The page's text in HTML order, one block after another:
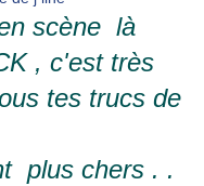
scène là
, c'est très
tes trucs de
plus chers . .